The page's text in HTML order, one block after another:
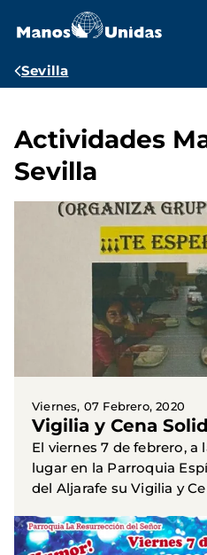
contenido
Ruta
navegación
Sevilla
Actividades
Sevilla
Viernes, 07 Febrero, 2020
Vigilia y Cena
El viernes 7 de febrero, a
lugar en la Parroquia
del Aljarafe su Vigilia y